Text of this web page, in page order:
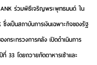
ร่วมพิธีเจริญพระพุทธมนต์ ใน
งเป็นสถาบันการเงินเฉพาะกิจของรัฐ
งกระทรวงการคลัง เปิดดำเนินการ
33 โดยถวายภัตตาหารเช้าและ